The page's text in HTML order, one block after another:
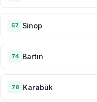
57 Sinop
74 Bartın
78 Karabük